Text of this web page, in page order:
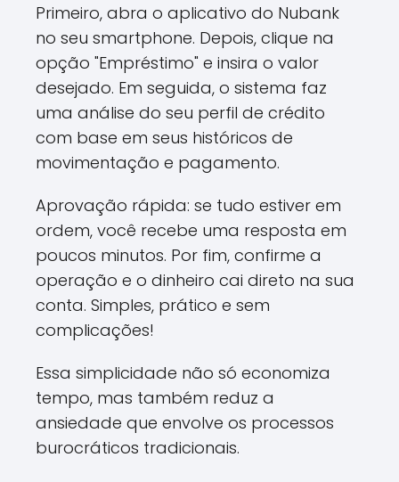
Primeiro, abra o aplicativo do Nubank
no seu smartphone. Depois, clique na
opção "Empréstimo" e insira o valor
desejado. Em seguida, o sistema faz
uma análise do seu perfil de crédito
com base em seus históricos de
movimentação e pagamento.
Aprovação rápida: se tudo estiver em
ordem, você recebe uma resposta em
poucos minutos. Por fim, confirme a
operação e o dinheiro cai direto na sua
conta. Simples, prático e sem
complicações!
Essa simplicidade não só economiza
tempo, mas também reduz a
ansiedade que envolve os processos
burocráticos tradicionais.